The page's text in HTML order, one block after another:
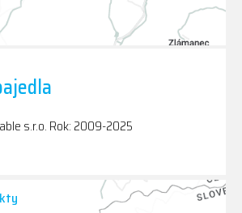
s.r.o. Rok: 2009-2025